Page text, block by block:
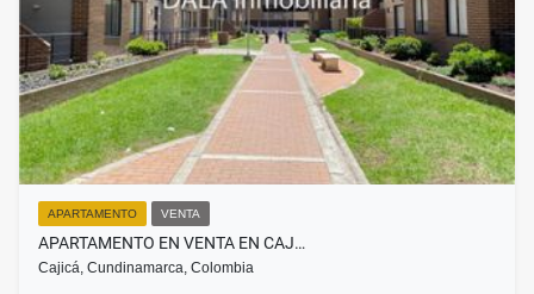
APARTAMENTO VENTA
APARTAMENTO EN VENTA EN CAJ…
Cajicá, Cundinamarca, Colombia